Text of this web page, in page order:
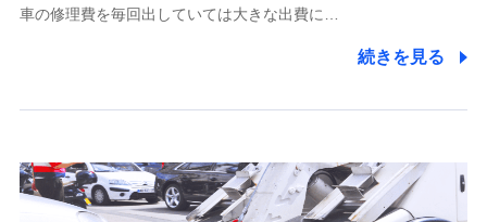
5.通話録音にて取得する情報
7.社員（従業者）の個人情報
人事･勤怠･健康・労務等の管理、給与支給、福利厚生・採用
車の修理費を毎回出していては大きな出費に…
続きを見る